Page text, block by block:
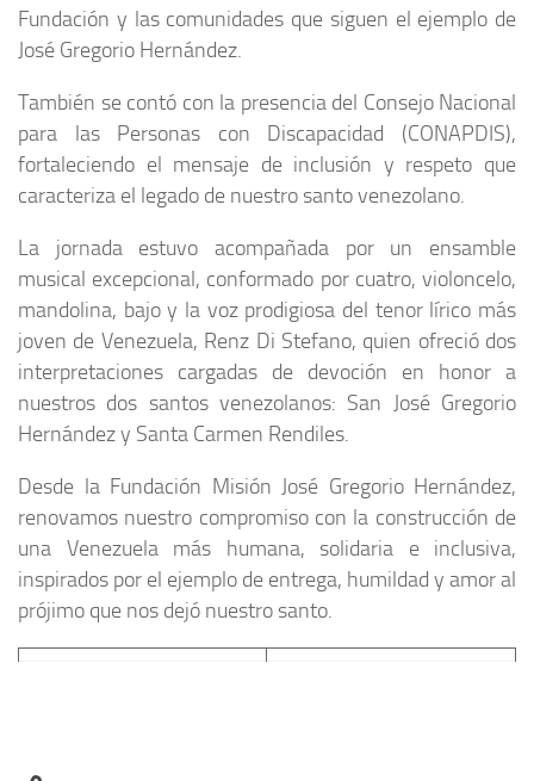
Fundación y las comunidades que siguen el ejemplo de
José Gregorio Hernández.
También se contó con la presencia del Consejo Nacional
para las Personas con Discapacidad (CONAPDIS),
fortaleciendo el mensaje de inclusión y respeto que
caracteriza el legado de nuestro santo venezolano.
La jornada estuvo acompañada por un ensamble
musical excepcional, conformado por cuatro, violoncelo,
mandolina, bajo y la voz prodigiosa del tenor lírico más
joven de Venezuela, Renz Di Stefano, quien ofreció dos
interpretaciones cargadas de devoción en honor a
nuestros dos santos venezolanos: San José Gregorio
Hernández y Santa Carmen Rendiles.
Desde la Fundación Misión José Gregorio Hernández,
renovamos nuestro compromiso con la construcción de
una Venezuela más humana, solidaria e inclusiva,
inspirados por el ejemplo de entrega, humildad y amor al
prójimo que nos dejó nuestro santo.